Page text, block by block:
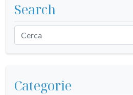
Search
Categorie